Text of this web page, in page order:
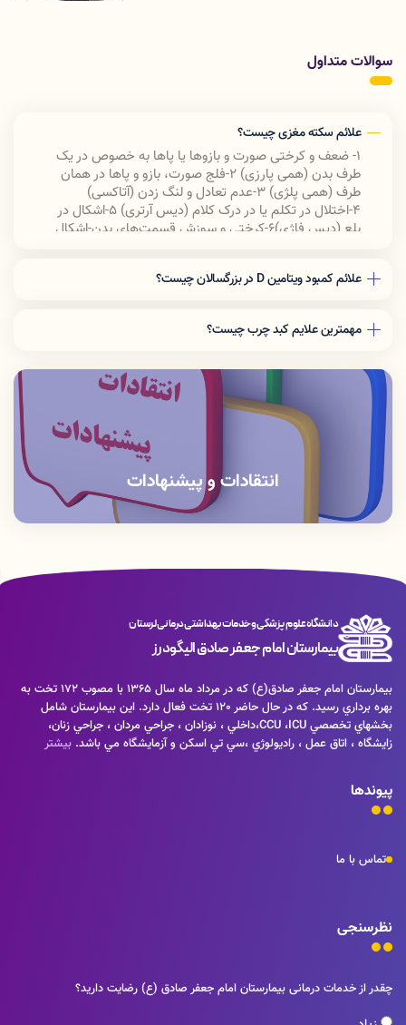
سوالات متداول
علائم سکته مغزی چیست؟
1- ضعف و کرختی صورت و بازوها یا پاها به خصوص در یک
طرف بدن (همی پارزی) 2-
فلج صورت، بازو و پاها در همان
طرف (همی پلژی) 3-
عدم تعادل و لنگ زدن (آتاکسی)
4- اختلال در تکلم یا در درک کلام (دیس آرتری) 5-
اشکال در
بلع (دیس فاژی)6- کرختی و سوزش قسمت‌های بدن-اشکال
علائم کمبود ویتامین D در بزرگسالان چیست؟
مهمترین علایم کبد چرب چیست؟
از دست دادن و کاهش اشتها و وزن
احساس ضعف و خستگی شدید
احساس حالت تهوع
احساس خارش در پوست ، کبودی و خونریزی سریع
تغییر رنگ ادرار به تیره
ایجاد تورم در پاهاانتقادات و پیشنهادات
دانشگاه علوم پزشکی و خدمات بهداشتی درمانی لرستان
بیمارستان امام جعفر صادق الیگودرز
بيمارستان امام جعفر صادق(ع) كه در مرداد ماه سال 1365 با مصوب 172 تخت به
بهره برداري رسيد. كه در حال حاضر 120 تخت فعال دارد. اين بيمارستان شامل
بخشهاي تخصصي CCU ،ICU،داخلي ، نوزادان ، جراحي مردان ، جراحي زنان،
زايشگاه ، اتاق عمل ، راديولوژي ،سي تي اسكن و آزمايشگاه مي باشد. بیشتر
پیوندها
تماس با ما
نظرسنجی
چقدر از خدمات درمانی بیمارستان امام جعفر صادق (ع) رضایت دارید؟